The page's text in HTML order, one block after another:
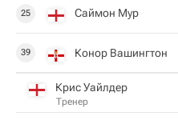
25 Саймон Мур
39 Конор Вашингтон
Крис Уайлдер
Тренер